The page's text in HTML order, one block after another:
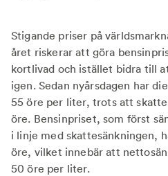
Stigande priser på
året riskerar att göra
kortlivad och istället bidra till
igen. Sedan nyårsdagen har
55 öre per liter, trots att
öre. Bensinpriset, som först
i linje med skattesänkningen,
öre, vilket innebär att
50 öre per liter.